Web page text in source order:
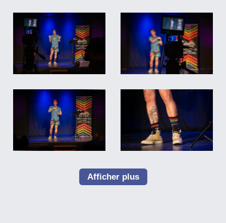
Afficher plus